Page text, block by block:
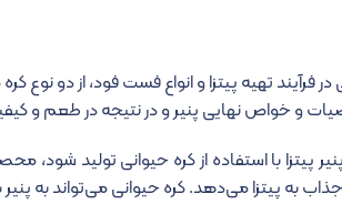
در فرآیند تهیه پیتزا و انواع فست فود، از دو
و خواص نهایی پنیر و در نتیجه در طعم و
پیتزا با استفاده از کره حیوانی تولید شود،
به پیتزا می‌دهد. کره حیوانی می‌تواند به